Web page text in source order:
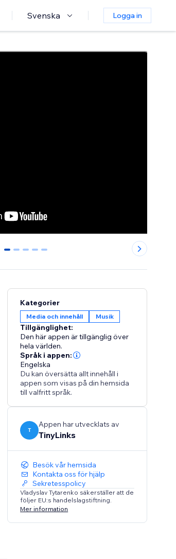
Svenska Logga in
0 1 2 3 4
Kategorier
Media och innehåll Musik
Tillgänglighet:
Den här appen är tillgänglig över
hela världen.
Språk i appen:
Engelska
Du kan översätta allt innehåll i
appen som visas på din hemsida
till valfritt språk.
T
Appen har utvecklats av
TinyLinks
Besök vår hemsida
Kontakta oss för hjälp
Sekretesspolicy
Vladyslav Tytarenko säkerställer att de
följer EU:s handelslagstiftning.
Mer information